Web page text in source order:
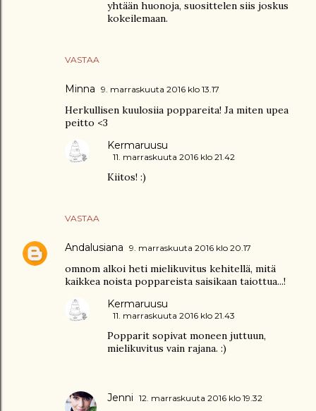
VASTAA
yhtään huonoja, suosittelen siis joskus
kokeilemaan.
Minna 9. marraskuuta 2016 klo 13.17
Herkullisen kuulosiia poppareita! Ja miten upea
peitto <3
VASTAA
Kermaruusu
11. marraskuuta 2016 klo 21.42
Kiitos! :)
Andalusiana 9. marraskuuta 2016 klo 20.17
omnom alkoi heti mielikuvitus kehitellä, mitä
kaikkea noista poppareista saisikaan taiottua...!
Kermaruusu
11. marraskuuta 2016 klo 21.43
Popparit sopivat moneen juttuun,
mielikuvitus vain rajana. :)
Jenni 12. marraskuuta 2016 klo 19.32